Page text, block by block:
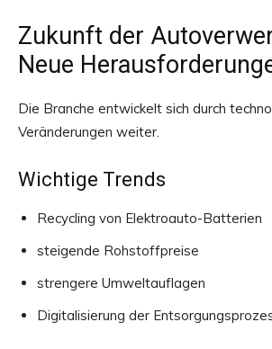
Zukunft der
Neue
Die Branche entwickelt sich durch
Veränderungen weiter.
Wichtige Trends
Recycling von Elektroauto-Batterien
steigende Rohstoffpreise
strengere Umweltauflagen
Digitalisierung der